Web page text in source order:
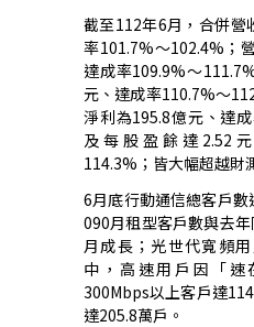
截至112年6月，合併營
率101.7%～102.4% ；
達成率109.9%～
元、達成率110.7%～
淨利為195.8億元、達
及每股盈餘達 2.52
114.3% ； 皆大幅超越財
6月底行動通信總客戶數
090月租型客戶數與去
月成長；光世代寬頻
中，高速用戶因「速
300Mbps以上客戶達
達205.8萬戶 。